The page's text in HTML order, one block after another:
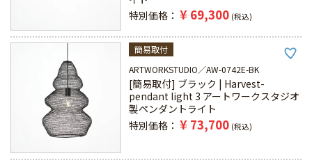
特別価格
¥ 69,300 税込
簡易取付
ARTWORKSTUDIO
AW-0742E-BK
[簡易取付] ブラック | Harvest-
pendant light 3 アートワークスタジオ
製ペンダントライト
特別価格
¥ 73,700 税込